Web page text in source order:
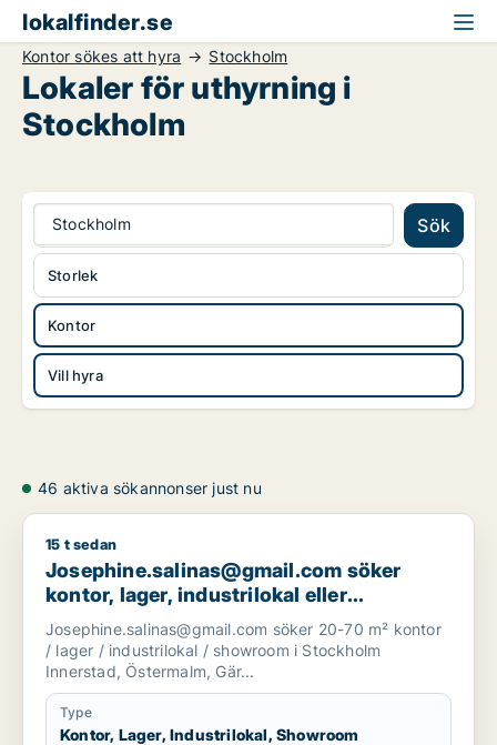
lokalfinder.se
Kontor sökes att hyra Stockholm
Lokaler för uthyrning i
Stockholm
Stockholm Sök
Kontor
Vill hyra
Storlek
46 aktiva sökannonser just nu
Josephine.salinas@gmail.com söker kontor, lager,
15 t sedan
Josephine.salinas@gmail.com söker
kontor, lager, industrilokal eller
showroom för uthyrning i Stockholm
Innerstad, Östermalm eller
Gärdet/Djurgården m.fl.
Josephine.salinas@gmail.com söker 20-70 m² kontor
/ lager / industrilokal / showroom i Stockholm
Innerstad, Östermalm, Gär...
Type
Kontor, Lager, Industrilokal, Showroom